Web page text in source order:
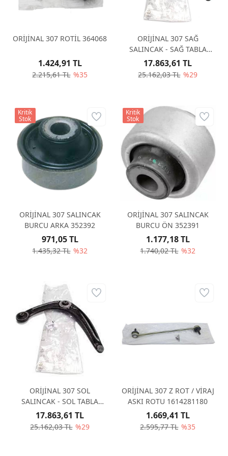
ORİJİNAL 307 ROTİL 364068
2.215,61 TL %35
1.424,91 TL
ORİJİNAL 307 SAĞ
SALINCAK - SAĞ TABLA
3521P3
25.162,03 TL %29
17.863,61 TL
ORİJİNAL 307 SALINCAK
BURCU ARKA 352392
1.435,32 TL %32
971,05 TL
Kritik
Stok
ORİJİNAL 307 SALINCAK
BURCU ÖN 352391
1.740,02 TL %32
1.177,18 TL
Kritik
Stok
ORİJİNAL 307 SOL
SALINCAK - SOL TABLA
3520S2
25.162,03 TL %29
17.863,61 TL
ORİJİNAL 307 Z ROT / VİRAJ
ASKI ROTU 1614281180
2.595,77 TL %35
1.669,41 TL